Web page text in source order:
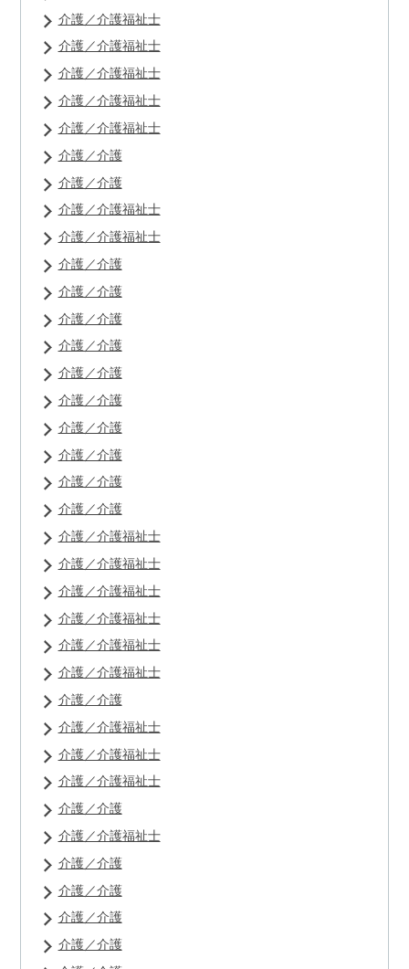
介護／介護福祉士
介護／介護福祉士
介護／介護福祉士
介護／介護福祉士
介護／介護福祉士
介護／介護
介護／介護
介護／介護福祉士
介護／介護福祉士
介護／介護
介護／介護
介護／介護
介護／介護
介護／介護
介護／介護
介護／介護
介護／介護
介護／介護
介護／介護
介護／介護福祉士
介護／介護福祉士
介護／介護福祉士
介護／介護福祉士
介護／介護福祉士
介護／介護福祉士
介護／介護
介護／介護福祉士
介護／介護福祉士
介護／介護福祉士
介護／介護
介護／介護福祉士
介護／介護
介護／介護
介護／介護
介護／介護